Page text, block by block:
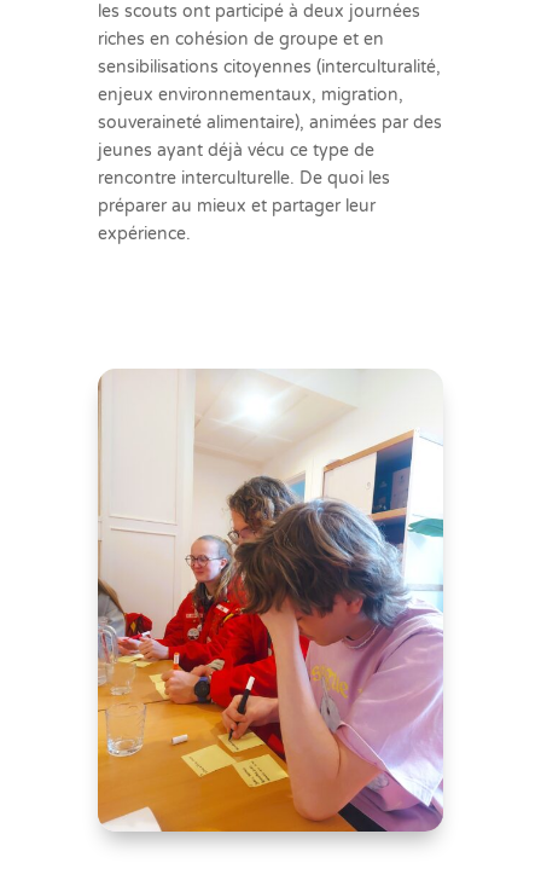
les scouts ont participé à deux journées
riches en cohésion de groupe et en
sensibilisations citoyennes (interculturalité,
enjeux environnementaux, migration,
souveraineté alimentaire), animées par des
jeunes ayant déjà vécu ce type de
rencontre interculturelle. De quoi les
préparer au mieux et partager leur
expérience.